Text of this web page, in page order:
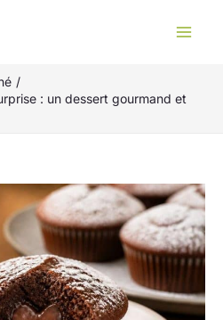
: un dessert gourmand et